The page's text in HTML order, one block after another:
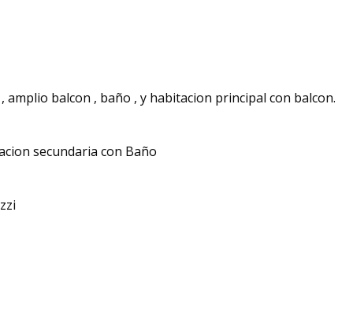
amplio balcon , baño , y habitacion principal con balcon.
secundaria con Baño